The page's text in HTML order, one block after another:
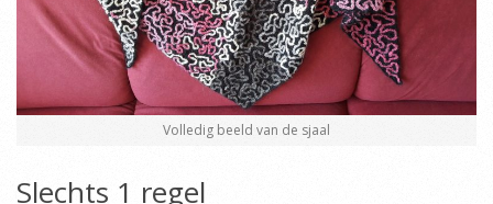
Volledig beeld van de sjaal
Slechts 1 regel